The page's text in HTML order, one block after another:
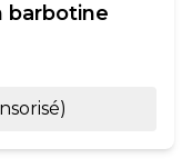
barbotine